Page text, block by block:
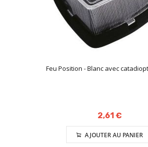
Feu Position - Blanc avec
2,61 €
AJOUTER AU PANIER